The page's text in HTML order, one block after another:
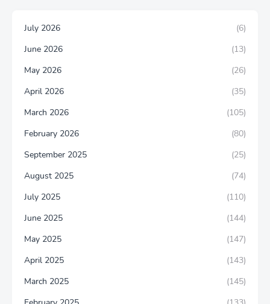
July 2026
(6)
June 2026
(13)
May 2026
(26)
April 2026
(35)
March 2026
(105)
February 2026
(80)
September 2025
(25)
August 2025
(74)
July 2025
(110)
June 2025
(144)
May 2025
(147)
April 2025
(143)
March 2025
(145)